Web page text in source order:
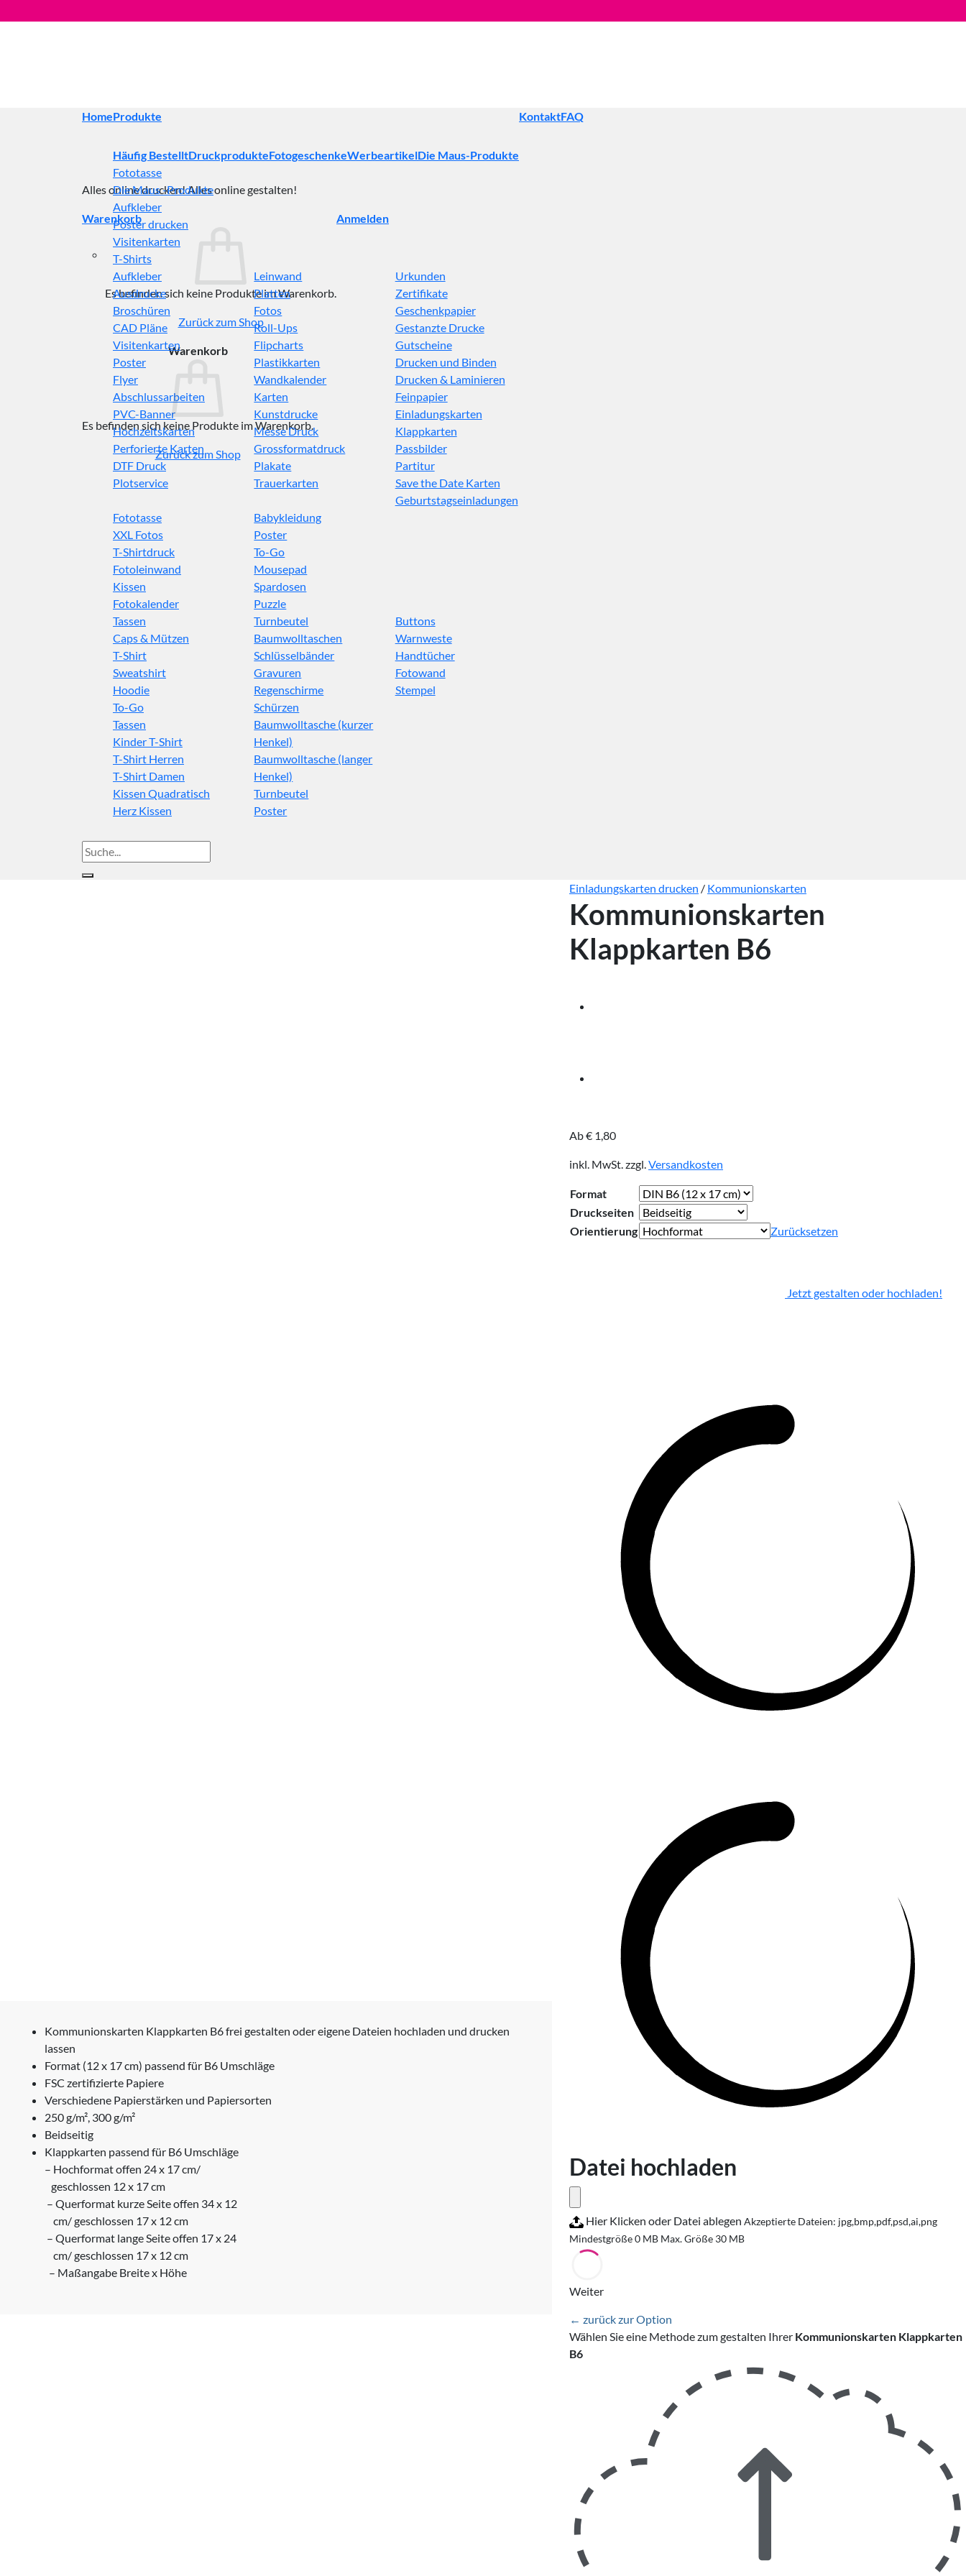
Inhalt
Alles online drucken! Alles online gestalten!
Warenkorb
Es befinden sich keine Produkte im Warenkorb.
Zurück zum Shop
Anmelden
Warenkorb
Es befinden sich keine Produkte im Warenkorb.
Zurück zum Shop
HomeProdukte
Häufig BestelltDruckprodukteFotogeschenkeWerbeartikelDie Maus-Produkte
Fototasse
Die Maus -Produkte
Aufkleber
Poster drucken
Visitenkarten
T-Shirts
Aufkleber
Ausdrucke
Broschüren
CAD Pläne
Visitenkarten
Poster
Flyer
Abschlussarbeiten
PVC-Banner
Hochzeitskarten
Perforierte Karten
DTF Druck
Plotservice
Leinwand
Platten
Fotos
Roll-Ups
Flipcharts
Plastikkarten
Wandkalender
Karten
Kunstdrucke
Messe Druck
Grossformatdruck
Plakate
Trauerkarten
Urkunden
Zertifikate
Geschenkpapier
Gestanzte Drucke
Gutscheine
Drucken und Binden
Drucken & Laminieren
Feinpapier
Einladungskarten
Klappkarten
Passbilder
Partitur
Save the Date Karten
Geburtstagseinladungen
Fototasse
XXL Fotos
T-Shirtdruck
Fotoleinwand
Kissen
Fotokalender
Babykleidung
Poster
To-Go
Mousepad
Spardosen
Puzzle
Tassen
Caps & Mützen
T-Shirt
Sweatshirt
Hoodie
To-Go
Turnbeutel
Baumwolltaschen
Schlüsselbänder
Gravuren
Regenschirme
Schürzen
Buttons
Warnweste
Handtücher
Fotowand
Stempel
Tassen
Kinder T-Shirt
T-Shirt Herren
T-Shirt Damen
Kissen Quadratisch
Herz Kissen
Baumwolltasche (kurzer
Henkel)
Baumwolltasche (langer
Henkel)
Turnbeutel
Poster
KontaktFAQ
Suche
nach:
Kommunionskarten Klappkarten B6 frei gestalten oder eigene Dateien hochladen und drucken
lassen
Format (12 x 17 cm) passend für B6 Umschläge
FSC zertifizierte Papiere
Verschiedene Papierstärken und Papiersorten
250 g/m², 300 g/m²
Beidseitig
Klappkarten passend für B6 Umschläge
– Hochformat offen 24 x 17 cm/
geschlossen 12 x 17 cm
– Querformat kurze Seite offen 34 x 12
cm/ geschlossen 17 x 12 cm
– Querformat lange Seite offen 17 x 24
cm/ geschlossen 17 x 12 cm
– Maßangabe Breite x Höhe
Einladungskarten drucken / Kommunionskarten
Kommunionskarten
Klappkarten B6
Ab€ 1,80
inkl. MwSt.zzgl.Versandkosten
Format
Druckseiten
Orientierung
Zurücksetzen
Jetzt gestalten oder hochladen!
Datei hochladen
Hier Klicken oder Datei ablegen Akzeptierte Dateien: jpg,bmp,pdf,psd,ai,png
Mindestgröße 0 MB Max. Größe 30 MB
Weiter
← zurück zur Option
Wählen Sie eine Methode zum gestalten Ihrer Kommunionskarten Klappkarten
B6